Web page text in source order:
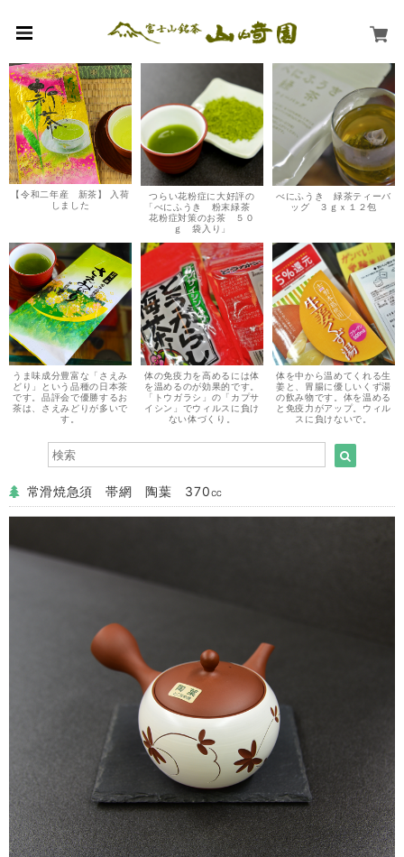
【令和二年産 新茶】 入荷
しました
つらい花粉症に大好評の
「べにふうき 粉末緑茶
花粉症対策のお茶 ５０
ｇ 袋入り」
べにふうき 緑茶ティーバ
ッグ ３ｇｘ１２包
うま味成分豊富な「さえみ
どり」という品種の日本茶
です。品評会で優勝するお
茶は、さえみどりが多いで
す。
体の免疫力を高めるには体
を温めるのが効果的です。
「トウガラシ」の「カプサ
イシン」でウィルスに負け
ない体づくり。
体を中から温めてくれる生
姜と、胃腸に優しいくず湯
の飲み物です。体を温める
と免疫力がアップ。ウィル
スに負けないで。
常滑焼急須 帯網 陶葉 370㏄